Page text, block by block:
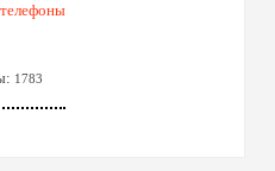
1783